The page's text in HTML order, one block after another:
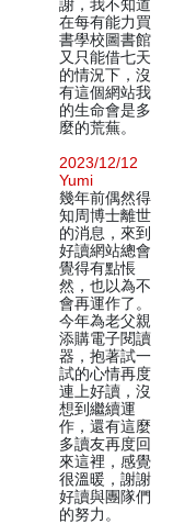
謝，我不知道
在每有能力買
書學校圖書館
又只能借七天
的情況下，沒
有這個網站我
的生命會是多
麼的荒蕪。
2023/12/12
Yumi
幾年前偶然得
知周博士離世
的消息，來到
好讀網站總會
覺得有點悵
然，也以為不
會再運作了。
今年為老父親
添購電子閱讀
器，抱著試一
試的心情再度
連上好讀，沒
想到繼續運
作，還有這麼
多讀友再度回
來這裡，感覺
很溫暖，謝謝
好讀與團隊們
的努力。